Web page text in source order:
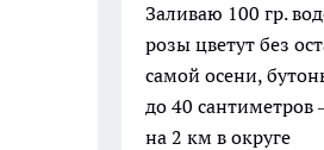
Заливаю 100 гр.
розы цветут без
самой осени,
до 40
на 2 км в округе